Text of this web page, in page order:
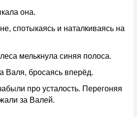
она.
спотыкаясь и наталкиваясь на
мелькнула синяя полоса.
бросаясь вперёд.
про усталость. Перегоняя
за Валей.